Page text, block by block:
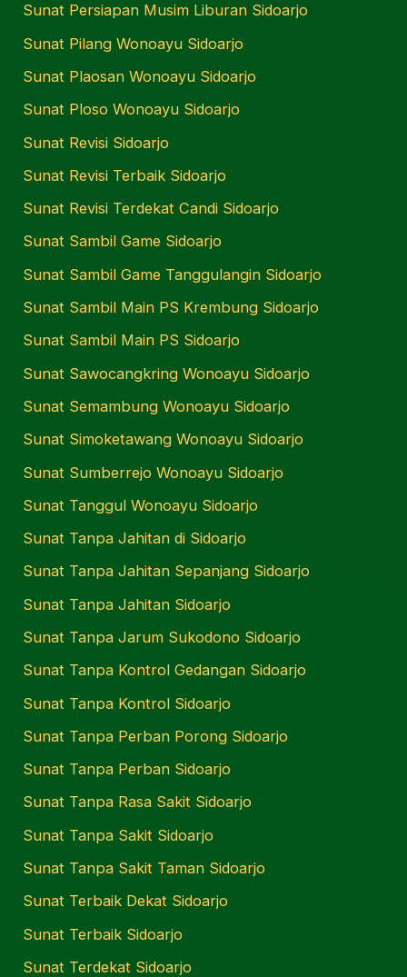
Sunat Persiapan Musim Liburan Sidoarjo
Sunat Pilang Wonoayu Sidoarjo
Sunat Plaosan Wonoayu Sidoarjo
Sunat Ploso Wonoayu Sidoarjo
Sunat Revisi Sidoarjo
Sunat Revisi Terbaik Sidoarjo
Sunat Revisi Terdekat Candi Sidoarjo
Sunat Sambil Game Sidoarjo
Sunat Sambil Game Tanggulangin Sidoarjo
Sunat Sambil Main PS Krembung Sidoarjo
Sunat Sambil Main PS Sidoarjo
Sunat Sawocangkring Wonoayu Sidoarjo
Sunat Semambung Wonoayu Sidoarjo
Sunat Simoketawang Wonoayu Sidoarjo
Sunat Sumberrejo Wonoayu Sidoarjo
Sunat Tanggul Wonoayu Sidoarjo
Sunat Tanpa Jahitan di Sidoarjo
Sunat Tanpa Jahitan Sepanjang Sidoarjo
Sunat Tanpa Jahitan Sidoarjo
Sunat Tanpa Jarum Sukodono Sidoarjo
Sunat Tanpa Kontrol Gedangan Sidoarjo
Sunat Tanpa Kontrol Sidoarjo
Sunat Tanpa Perban Porong Sidoarjo
Sunat Tanpa Perban Sidoarjo
Sunat Tanpa Rasa Sakit Sidoarjo
Sunat Tanpa Sakit Sidoarjo
Sunat Tanpa Sakit Taman Sidoarjo
Sunat Terbaik Dekat Sidoarjo
Sunat Terbaik Sidoarjo
Sunat Terdekat Sidoarjo